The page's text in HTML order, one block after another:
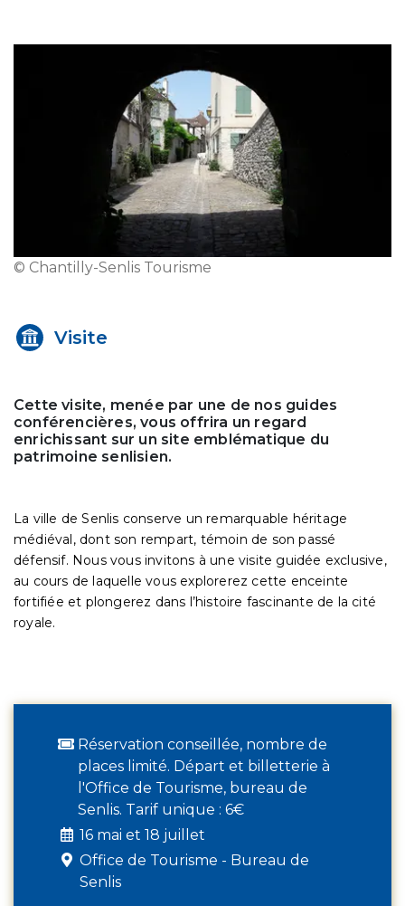
© Chantilly-Senlis Tourisme
Visite
Cette visite, menée par une de nos guides
conférencières, vous offrira un regard
enrichissant sur un site emblématique du
patrimoine senlisien.
La ville de Senlis conserve un remarquable héritage
médiéval, dont son rempart, témoin de son passé
défensif. Nous vous invitons à une visite guidée exclusive,
au cours de laquelle vous explorerez cette enceinte
fortifiée et plongerez dans l’histoire fascinante de la cité
royale.
Réservation conseillée, nombre de
places limité. Départ et billetterie à
l'Office de Tourisme, bureau de
Senlis. Tarif unique : 6€
16 mai et 18 juillet
Office de Tourisme - Bureau de
Senlis